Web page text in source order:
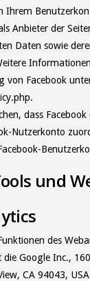
Ihrem
Anbieter der
Daten sowie
von Facebook
dass Facebook
Nutzerkonto
und
des
die Google Inc.,
CA 94043,